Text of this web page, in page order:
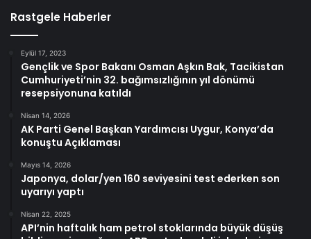
Rastgele Haberler
Eylül 17, 2023
Gençlik ve Spor Bakanı Osman Aşkın Bak, Tacikistan
Cumhuriyeti’nin 32. bağımsızlığının yıl dönümü
resepsiyonuna katıldı
Nisan 14, 2026
AK Parti Genel Başkan Yardımcısı Uygur, Konya’da
konuştu Açıklaması
Mayıs 14, 2026
Japonya, dolar/yen 160 seviyesini test ederken son
uyarıyı yaptı
Nisan 22, 2025
API’nin haftalık ham petrol stoklarında büyük düşüş